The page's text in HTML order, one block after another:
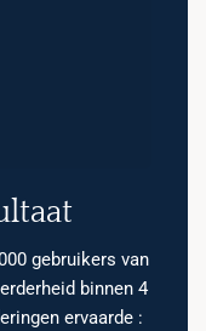
gebruikers van
binnen 4
ervaarde :